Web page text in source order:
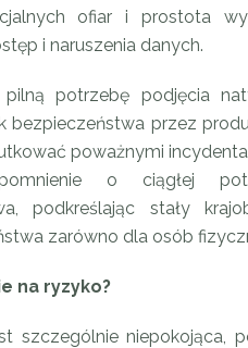
ofiar i prostota
i naruszenia danych.
potrzebę podjęcia
bezpieczeństwa przez
poważnymi
o ciągłej
podkreślając stały
zarówno dla osób
na ryzyko?
szczególnie